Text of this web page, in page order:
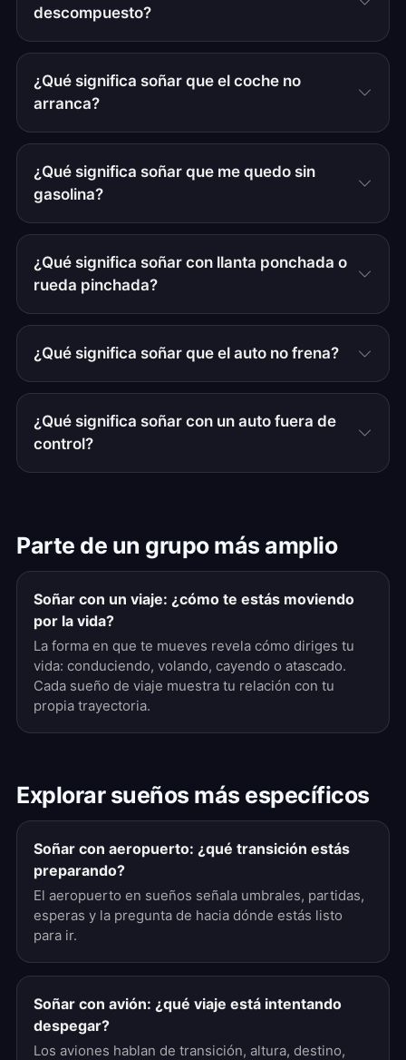
descompuesto?
¿Qué significa soñar que el coche no
arranca?
¿Qué significa soñar que me quedo sin
gasolina?
¿Qué significa soñar con llanta ponchada o
rueda pinchada?
¿Qué significa soñar que el auto no frena?
¿Qué significa soñar con un auto fuera de
control?
Parte de un grupo más amplio
Soñar con un viaje: ¿cómo te estás moviendo
por la vida?
La forma en que te mueves revela cómo diriges tu
vida: conduciendo, volando, cayendo o atascado.
Cada sueño de viaje muestra tu relación con tu
propia trayectoria.
Explorar sueños más específicos
Soñar con aeropuerto: ¿qué transición estás
preparando?
El aeropuerto en sueños señala umbrales, partidas,
esperas y la pregunta de hacia dónde estás listo
para ir.
Soñar con avión: ¿qué viaje está intentando
despegar?
Los aviones hablan de transición, altura, destino,